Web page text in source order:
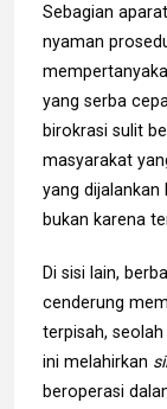
Sebagian
nyaman
yang serba
birokrasi sulit
masyarakat
yang dijalankan
bukan karena
Di sisi lain,
cenderung
terpisah,
ini melahirkan
beroperasi